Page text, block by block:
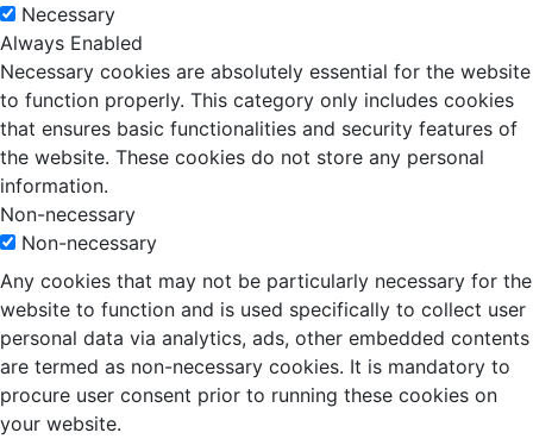
Necessary
Always Enabled
Necessary cookies are absolutely essential for the website
to function properly. This category only includes cookies
that ensures basic functionalities and security features of
the website. These cookies do not store any personal
information.
Non-necessary
Non-necessary
Any cookies that may not be particularly necessary for the
website to function and is used specifically to collect user
personal data via analytics, ads, other embedded contents
are termed as non-necessary cookies. It is mandatory to
procure user consent prior to running these cookies on
your website.